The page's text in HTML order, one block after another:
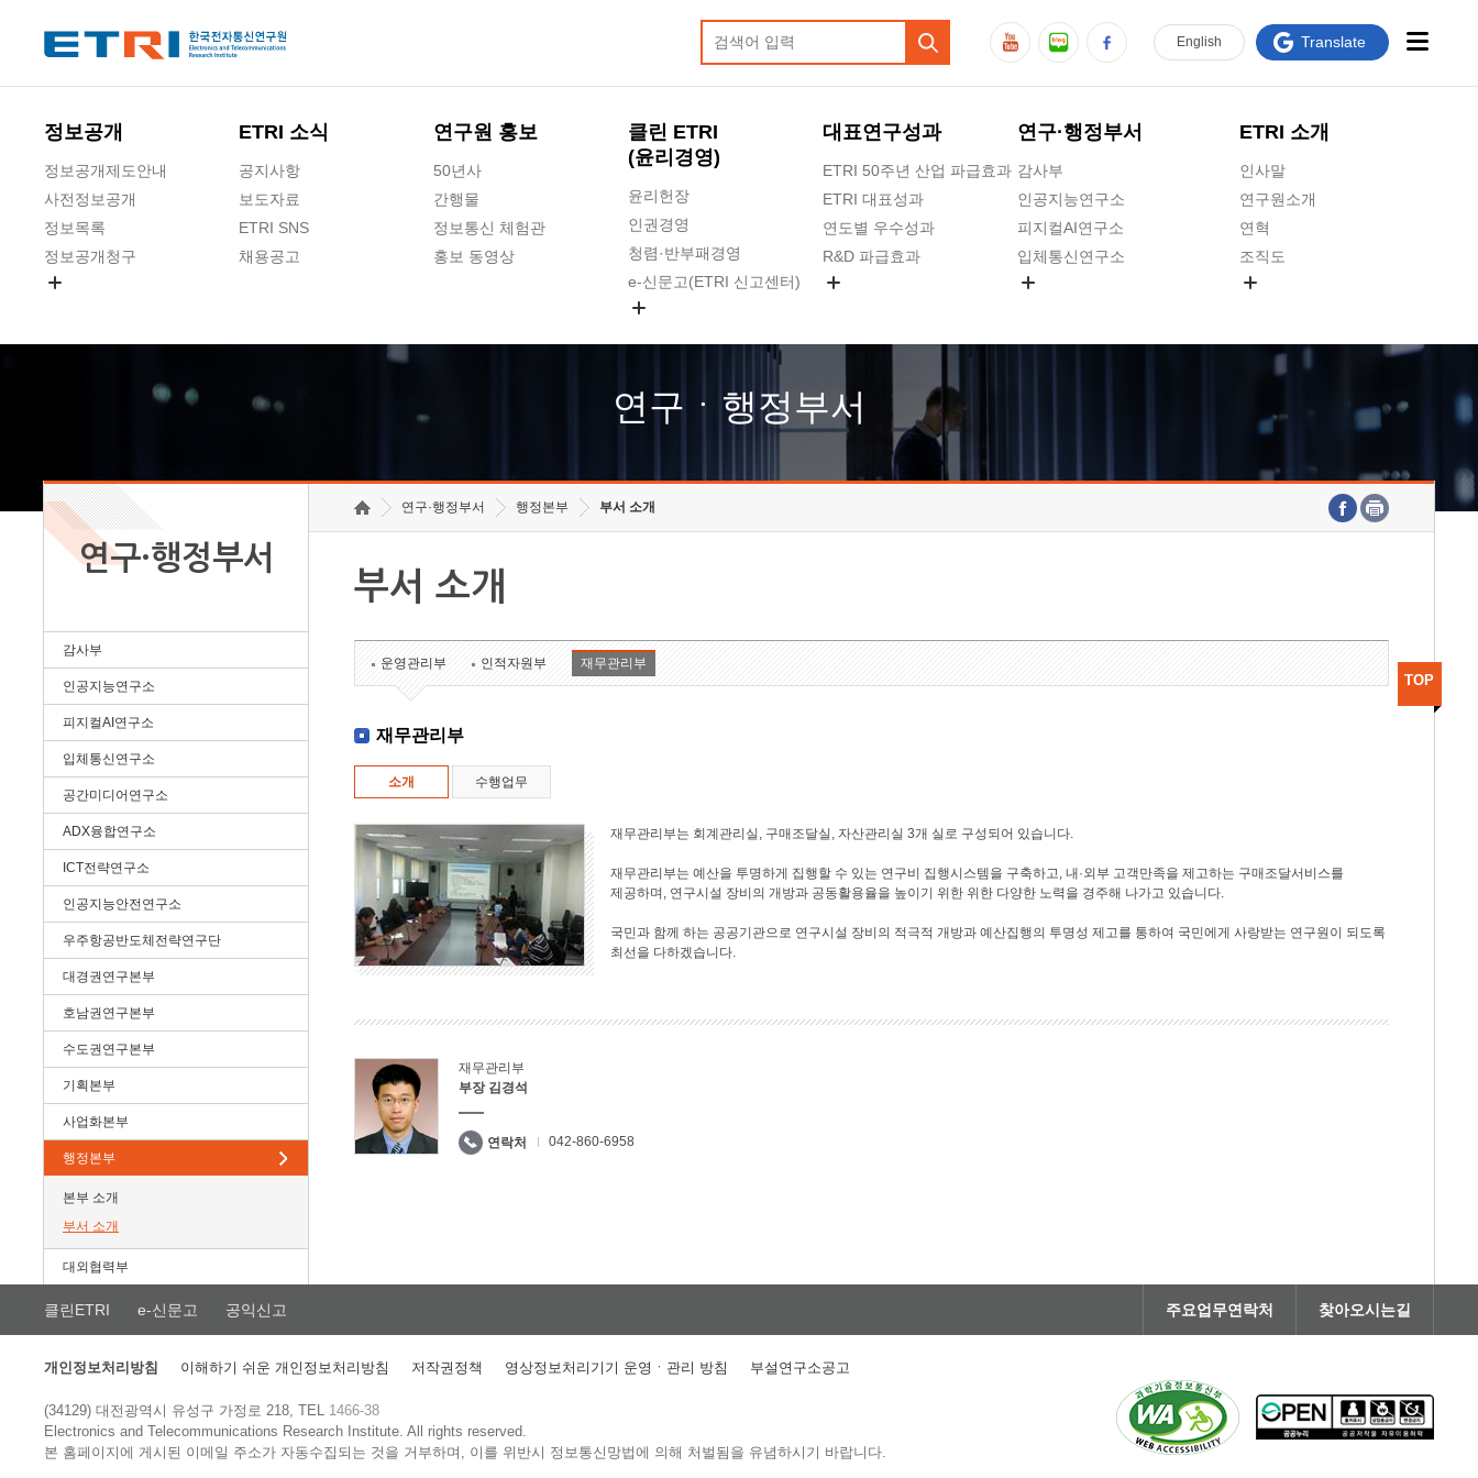
정보공개
정보공개제도안내
사전정보공개
정보목록
정보공개청구
ETRI 소식
공지사항
보도자료
ETRI SNS
채용공고
연구원 홍보
50년사
간행물
정보통신 체험관
홍보 동영상
클린 ETRI
(윤리경영)
윤리헌장
인권경영
청렴·반부패경영
e-신문고(ETRI 신고센터)
고객의소리
수의계약 현황
대표연구성과
ETRI 50주년 산업 파급효과
ETRI 대표성과
연도별 우수성과
R&D 파급효과
연구·행정부서
감사부
인공지능연구소
피지컬AI연구소
입체통신연구소
호남권연구본부
기획본부
ETRI 소개
인사말
연구원소개
연혁
조직도
연구원 고객헌장
주요업무연락처
English Translate
연구ㆍ행정부서
연구·행정부서
감사부
인공지능연구소
피지컬AI연구소
입체통신연구소
공간미디어연구소
ADX융합연구소
ICT전략연구소
인공지능안전연구소
우주항공반도체전략연구단
대경권연구본부
호남권연구본부
수도권연구본부
기획본부
사업화본부
행정본부
본부 소개
부서 소개
대외협력부
연구·행정부서 행정본부 부서 소개
부서 소개
운영관리부 인적자원부 재무관리부
재무관리부
소개 수행업무
재무관리부는 회계관리실, 구매조달실, 자산관리실 3개 실로 구성되어 있습니다.
재무관리부는 예산을 투명하게 집행할 수 있는 연구비 집행시스템을 구축하고, 내·외부 고객만족을 제고하는 구매조달서비스를
제공하며, 연구시설 장비의 개방과 공동활용율을 높이기 위한 위한 다양한 노력을 경주해 나가고 있습니다.
국민과 함께 하는 공공기관으로 연구시설 장비의 적극적 개방과 예산집행의 투명성 제고를 통하여 국민에게 사랑받는 연구원이 되도록
최선을 다하겠습니다.
재무관리부
부장 김경석
연락처 042-860-6958
TOP
클린ETRI e-신문고 공익신고 주요업무연락처 찾아오시는길
개인정보처리방침 이해하기 쉬운 개인정보처리방침 저작권정책 영상정보처리기기 운영ㆍ관리 방침 부설연구소공고
(34129) 대전광역시 유성구 가정로 218, TEL 1466-38
Electronics and Telecommunications Research Institute.All rights reserved.
본 홈페이지에 게시된 이메일 주소가 자동수집되는 것을 거부하며, 이를 위반시 정보통신망법에 의해 처벌됨을 유념하시기 바랍니다.